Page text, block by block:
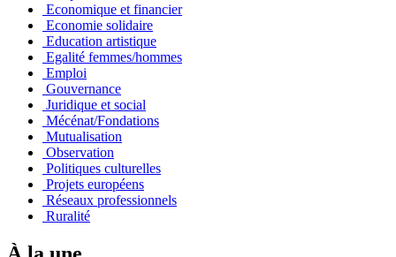
Economique et financier
Economie solidaire
Education artistique
Egalité femmes/hommes
Emploi
Gouvernance
Juridique et social
Mécénat/Fondations
Mutualisation
Observation
Politiques culturelles
Projets européens
Réseaux professionnels
Ruralité